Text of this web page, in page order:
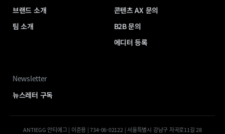
브랜드 소개
팀 소개
콘텐츠 AX 문의
B2B 문의
에디터 등록
Newsletter
뉴스레터 구독
ANTIEGG 안티에그 | 이준용 | 734-06-02122 | 서울특별시 강남구 자곡로11길 28